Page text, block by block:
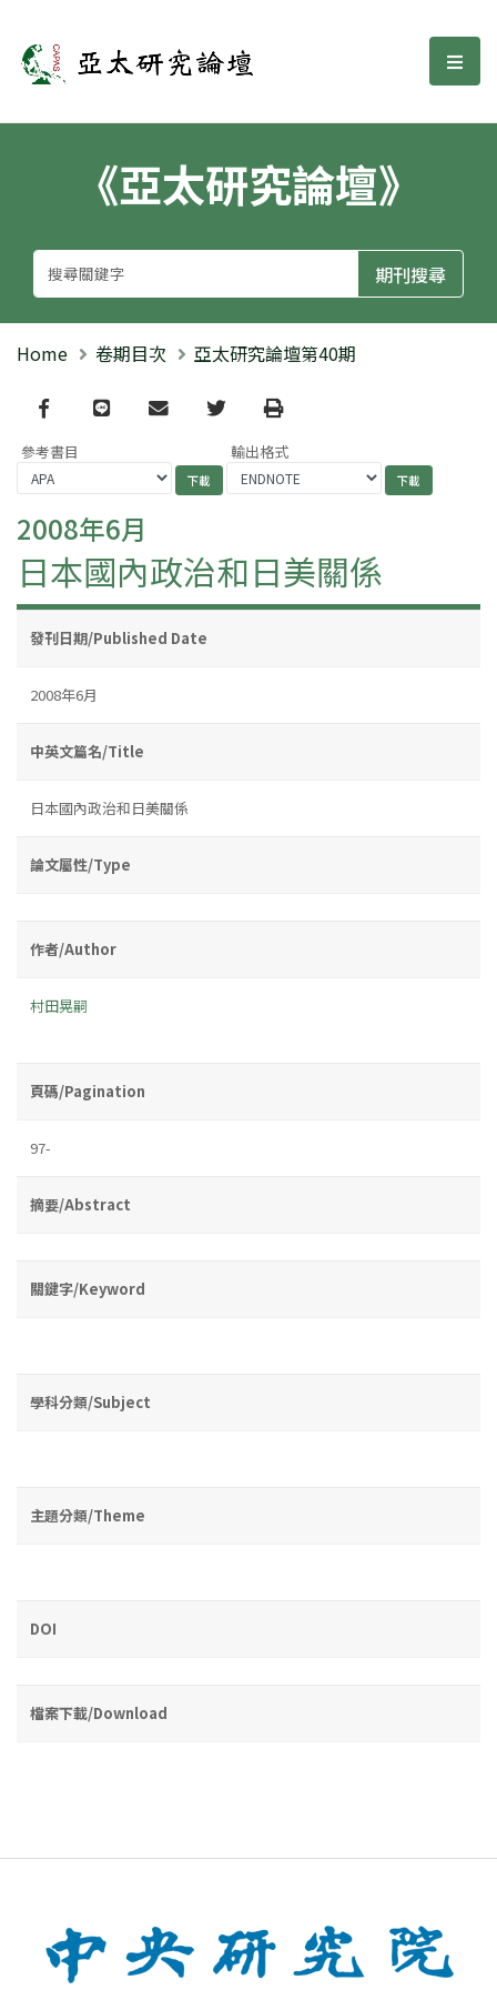
亞太研究論壇 選
《亞太研究論壇》
Home 卷期目次 亞太研究論壇第40期
Facebook
line email TwitterPrint
參考書目 輸出格式
2008年6月
日本國內政治和日美關係
發刊日期/Published Date
2008年6月
中英文篇名/Title
日本國內政治和日美關係
論文屬性/Type
作者/Author
村田晃嗣
頁碼/Pagination
97-
摘要/Abstract
關鍵字/Keyword
學科分類/Subject
主題分類/Theme
DOI
檔案下載/Download